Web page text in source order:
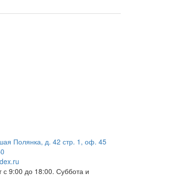
Полянка, д. 42 стр. 1, оф. 45
с 9:00 до 18:00. Суббота и